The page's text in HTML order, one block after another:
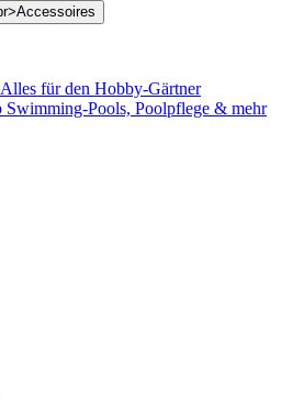
Alles für den Hobby-Gärtner
Swimming-Pools, Poolpflege & mehr